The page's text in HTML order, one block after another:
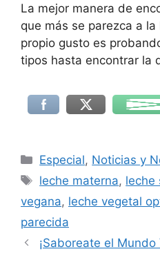
La mejor manera de
que más se parezca a
propio gusto es
tipos hasta encontrar la
Especial, Noticias y
leche materna, leche
vegana, leche vegetal
parecida
¡Saboreate el